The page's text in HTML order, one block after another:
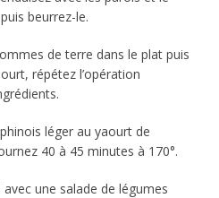
beurrez-le.
de terre dans le plat puis
répétez l’opération
léger au yaourt de
40 à 45 minutes à 170°.
une salade de légumes